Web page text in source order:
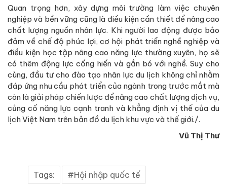
Quan trọng hơn, xây dựng môi trường làm việc chuyên
nghiệp và bền vững cũng là điều kiện cần thiết để nâng cao
chất lượng nguồn nhân lực. Khi người lao động được bảo
đảm về chế độ phúc lợi, cơ hội phát triển nghề nghiệp và
điều kiện học tập nâng cao năng lực thường xuyên, họ sẽ
có thêm động lực cống hiến và gắn bó với nghề. Suy cho
cùng, đầu tư cho đào tạo nhân lực du lịch không chỉ nhằm
đáp ứng nhu cầu phát triển của ngành trong trước mắt mà
còn là giải pháp chiến lược để nâng cao chất lượng dịch vụ,
củng cố năng lực cạnh tranh và khẳng định vị thế của du
lịch Việt Nam trên bản đồ du lịch khu vực và thế giới./.
Vũ Thị Thư
Tags: Hội nhập quốc tế